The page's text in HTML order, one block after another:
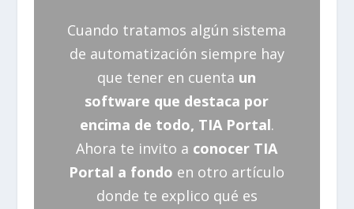
Cuando tratamos algún sistema
de automatización siempre hay
que tener en cuenta un
software que destaca por
encima de todo, TIA Portal.
Ahora te invito a conocer TIA
Portal a fondo en otro artículo
donde te explico qué es